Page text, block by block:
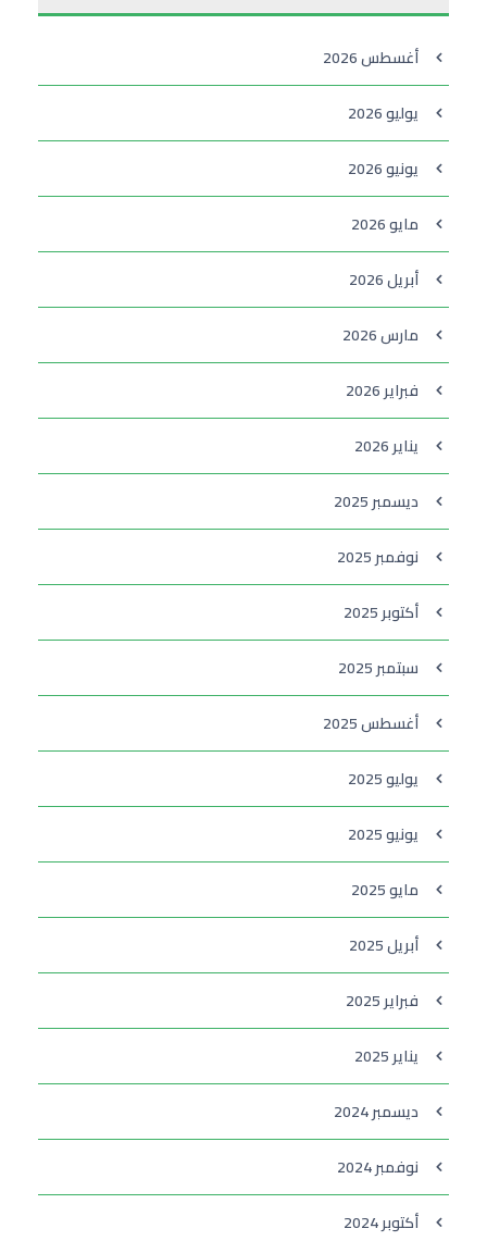
أغسطس 2026
يوليو 2026
يونيو 2026
مايو 2026
أبريل 2026
مارس 2026
فبراير 2026
يناير 2026
ديسمبر 2025
نوفمبر 2025
أكتوبر 2025
سبتمبر 2025
أغسطس 2025
يوليو 2025
يونيو 2025
مايو 2025
أبريل 2025
فبراير 2025
يناير 2025
ديسمبر 2024
نوفمبر 2024
أكتوبر 2024